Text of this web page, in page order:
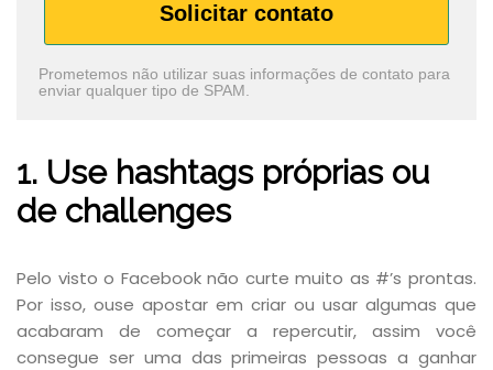
Solicitar contato
Prometemos não utilizar suas informações de contato para
enviar qualquer tipo de SPAM.
1. Use hashtags próprias ou
de challenges
Pelo visto o Facebook não curte muito as #’s prontas.
Por isso, ouse apostar em criar ou usar algumas que
acabaram de começar a repercutir, assim você
consegue ser uma das primeiras pessoas a ganhar